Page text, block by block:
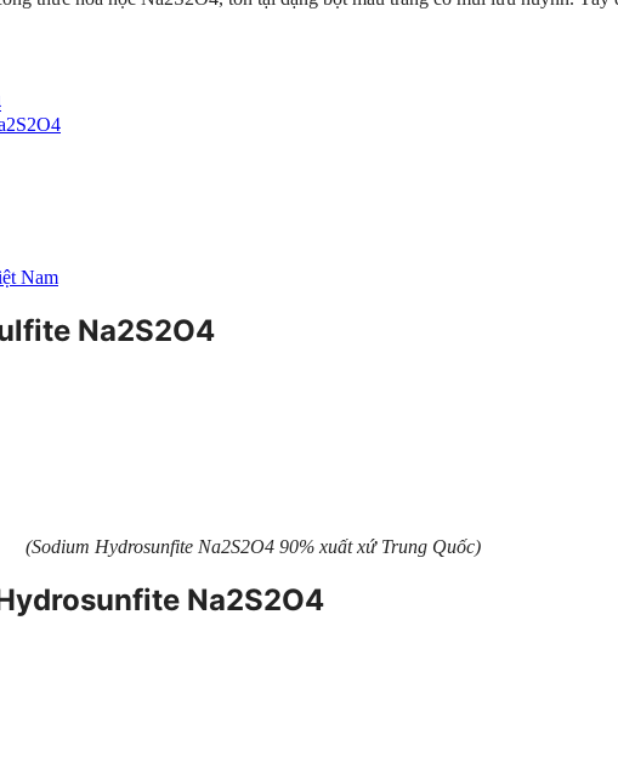
Nam
Na2S2O4
(Sodium Hydrosunfite Na2S2O4 90% xuất xứ Trung Quốc)
Na2S2O4